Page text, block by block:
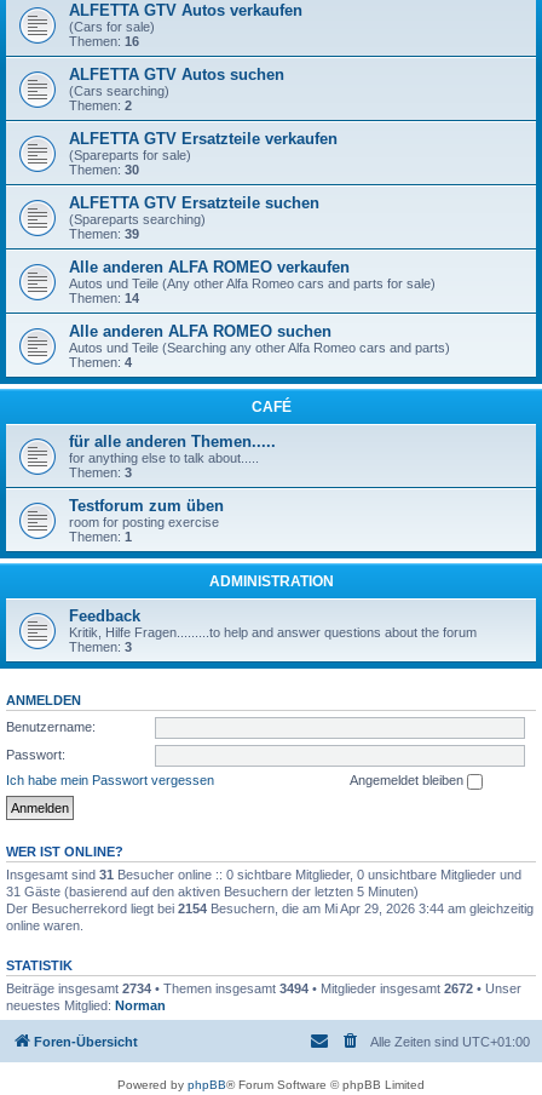
ALFETTA GTV Autos verkaufen
(Cars for sale)
Themen: 16
ALFETTA GTV Autos suchen
(Cars searching)
Themen: 2
ALFETTA GTV Ersatzteile verkaufen
(Spareparts for sale)
Themen: 30
ALFETTA GTV Ersatzteile suchen
(Spareparts searching)
Themen: 39
Alle anderen ALFA ROMEO verkaufen
Autos und Teile (Any other Alfa Romeo cars and parts for sale)
Themen: 14
Alle anderen ALFA ROMEO suchen
Autos und Teile (Searching any other Alfa Romeo cars and parts)
Themen: 4
CAFÉ
für alle anderen Themen.....
for anything else to talk about.....
Themen: 3
Testforum zum üben
room for posting exercise
Themen: 1
ADMINISTRATION
Feedback
Kritik, Hilfe Fragen.........to help and answer questions about the forum
Themen: 3
ANMELDEN
Benutzername:
Passwort:
Ich habe mein Passwort vergessen
Angemeldet bleiben
WER IST ONLINE?
Insgesamt sind 31 Besucher online :: 0 sichtbare Mitglieder, 0 unsichtbare Mitglieder und
31 Gäste (basierend auf den aktiven Besuchern der letzten 5 Minuten)
Der Besucherrekord liegt bei 2154 Besuchern, die am Mi Apr 29, 2026 3:44 am gleichzeitig
online waren.
STATISTIK
Beiträge insgesamt 2734 • Themen insgesamt 3494 • Mitglieder insgesamt 2672 • Unser
neuestes Mitglied: Norman
Foren-Übersicht Alle Zeiten sind UTC+01:00
Powered by phpBB® Forum Software © phpBB Limited